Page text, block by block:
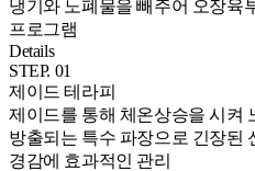
냉기와 노폐물을 빼주어 오장육
프로그램
Details
STEP. 01
제이드 테라피
제이드를 통해 체온상승을 시켜
방출되는 특수 파장으로 긴장된
경감에 효과적인 관리